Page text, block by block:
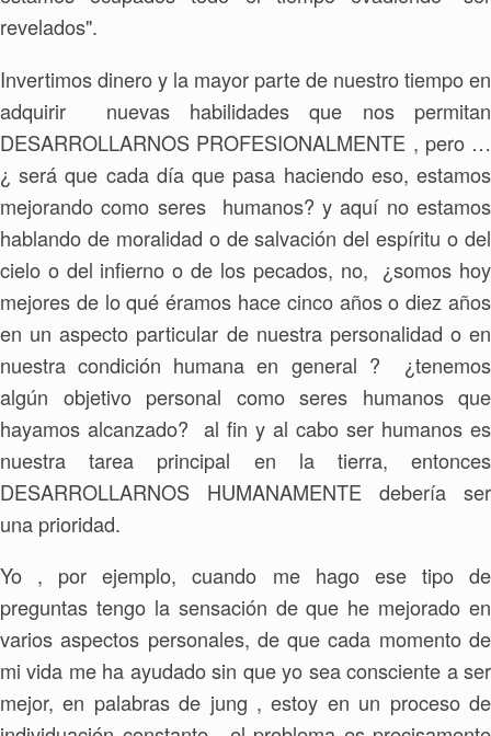
revelados".
Invertimos dinero y la mayor parte de nuestro tiempo en
adquirir nuevas habilidades que nos permitan
DESARROLLARNOS PROFESIONALMENTE , pero …
¿ será que cada día que pasa haciendo eso, estamos
mejorando como seres humanos? y aquí no estamos
hablando de moralidad o de salvación del espíritu o del
cielo o del infierno o de los pecados, no, ¿somos hoy
mejores de lo qué éramos hace cinco años o diez años
en un aspecto particular de nuestra personalidad o en
nuestra condición humana en general ? ¿tenemos
algún objetivo personal como seres humanos que
hayamos alcanzado? al fin y al cabo ser humanos es
nuestra tarea principal en la tierra, entonces
DESARROLLARNOS HUMANAMENTE debería ser
una prioridad.
Yo , por ejemplo, cuando me hago ese tipo de
preguntas tengo la sensación de que he mejorado en
varios aspectos personales, de que cada momento de
mi vida me ha ayudado sin que yo sea consciente a ser
mejor, en palabras de jung , estoy en un proceso de